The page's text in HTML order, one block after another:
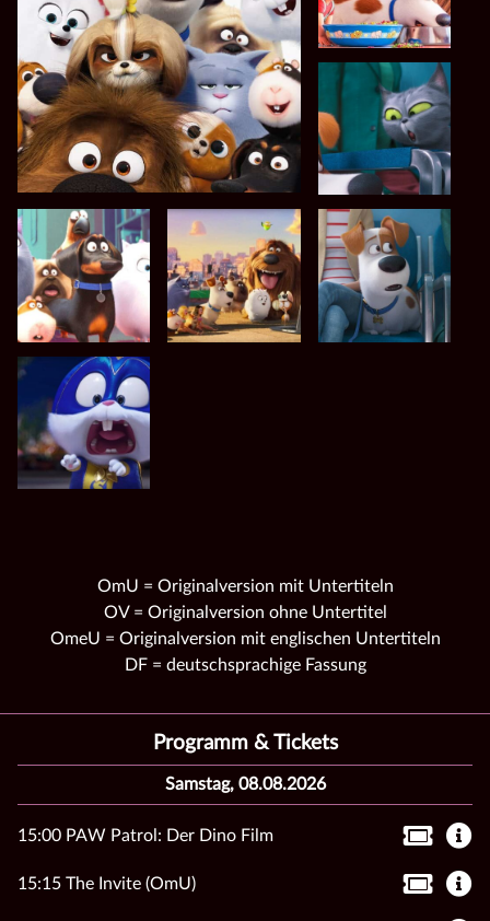
OmU = Originalversion mit Untertiteln
OV = Originalversion ohne Untertitel
OmeU = Originalversion mit englischen Untertiteln
DF = deutschsprachige Fassung
Programm & Tickets
Samstag, 08.08.2026
15:00 PAW Patrol: Der Dino Film
15:15 The Invite (OmU)